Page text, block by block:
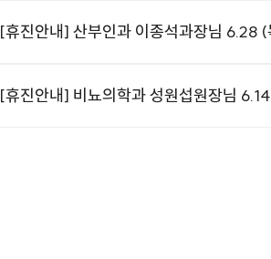
[휴진안내] 산부인과 이종석과장님 6.28 (
[휴진안내] 비뇨의학과 성원섭원장님